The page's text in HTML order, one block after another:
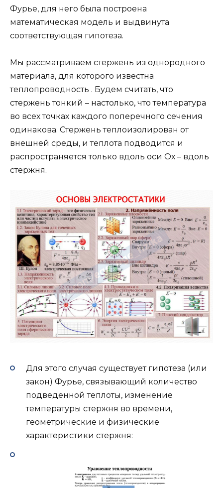
Фурье, для него была построена
математическая модель и выдвинута
соответствующая гипотеза.
Мы рассматриваем стержень из однородного
материала, для которого известна
теплопроводность . Будем считать, что
стержень тонкий – настолько, что температура
во всех точках каждого поперечного сечения
одинакова. Стержень теплоизолирован от
внешней среды, и теплота подводится и
распространяется только вдоль оси Ох – вдоль
стержня.
Для этого случая существует гипотеза (или
закон) Фурье, связывающий количество
подведенной теплоты, изменение
температуры стержня во времени,
геометрические и физические
характеристики стержня: